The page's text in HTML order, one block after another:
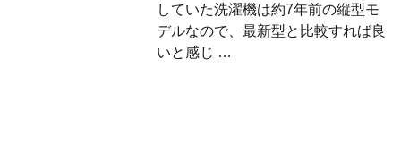
していた洗濯機は約7年前の縦型モ
デルなので、最新型と比較すれば良
いと感じ …